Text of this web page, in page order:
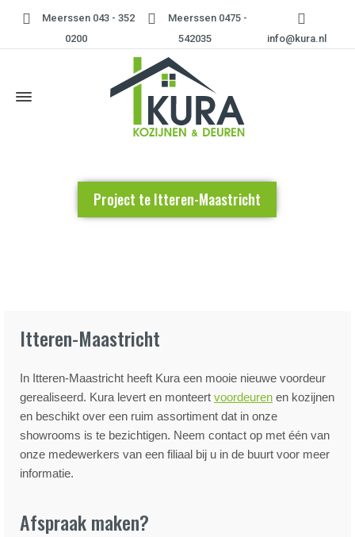
Meerssen 043 - 352
0200
Meerssen 0475 -
542035
info@kura.nl
Project te Itteren-Maastricht
Itteren-Maastricht
In Itteren-Maastricht heeft Kura een mooie nieuwe voordeur
gerealiseerd. Kura levert en monteert voordeuren en kozijnen
en beschikt over een ruim assortiment dat in onze
showrooms is te bezichtigen. Neem contact op met één van
onze medewerkers van een filiaal bij u in de buurt voor meer
informatie.
Afspraak maken?